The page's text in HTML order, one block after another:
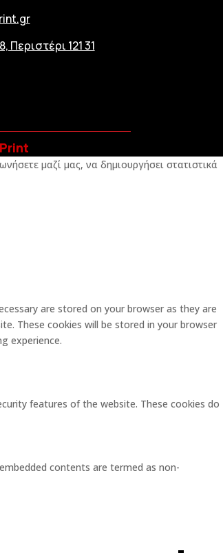
Περιστέρι 121 31
μαζί μας, να δημιουργήσει στατιστικά
are stored on your browser as they are
These cookies will be stored in your browser
experience.
features of the website. These cookies do
contents are termed as non-